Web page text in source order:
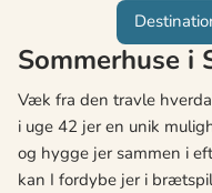
Sommerhuse i
Væk fra den travle
i uge 42 jer en unik
og hygge jer sammen i
kan I fordybe jer i